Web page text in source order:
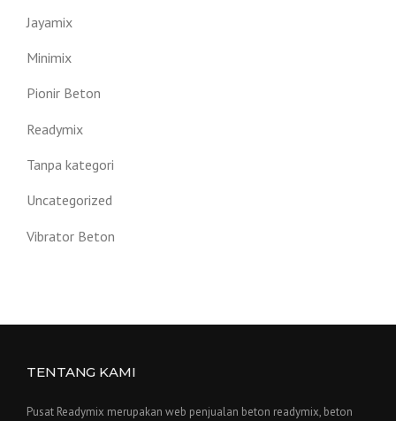
Jayamix
Minimix
Pionir Beton
Readymix
Tanpa kategori
Uncategorized
Vibrator Beton
TENTANG KAMI
Pusat Readymix merupakan web penjualan beton readymix, beton